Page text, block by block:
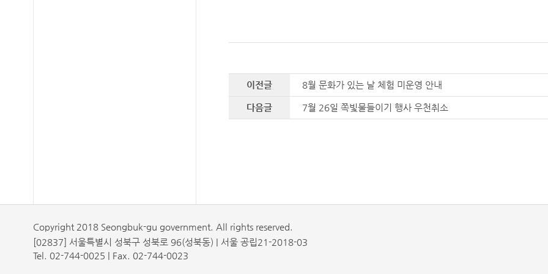
이전글 8월 문화가 있는 날 체험 미운영 안내
다음글 7월 26일 쪽빛물들이기 행사 우천취소
Copyright 2018 Seongbuk-gu government. All rights reserved.
[02837] 서울특별시 성북구 성북로 96(성북동) | 서울 공립21-2018-03
Tel. 02-744-0025 | Fax. 02-744-0023